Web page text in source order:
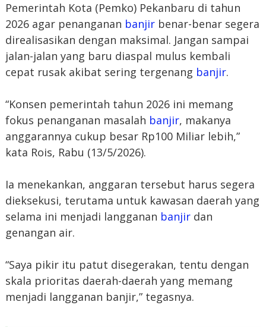
Pemerintah Kota (Pemko) Pekanbaru di tahun
2026 agar penanganan banjirbenar-benar segera
direalisasikan dengan maksimal. Jangan sampai
jalan-jalan yang baru diaspal mulus kembali
cepat rusak akibat sering tergenang banjir.
“Konsen pemerintah tahun 2026 ini memang
fokus penanganan masalah banjir, makanya
anggarannya cukup besar Rp100 Miliar lebih,”
kata Rois, Rabu (13/5/2026).
Ia menekankan, anggaran tersebut harus segera
dieksekusi, terutama untuk kawasan daerah yang
selama ini menjadi langganan banjirdan
genangan air.
“Saya pikir itu patut disegerakan, tentu dengan
skala prioritas daerah-daerah yang memang
menjadi langganan banjir,” tegasnya.